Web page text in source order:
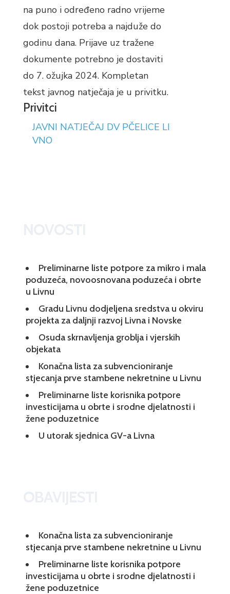
na puno i određeno radno vrijeme
dok postoji potreba a najduže do
godinu dana. Prijave uz tražene
dokumente potrebno je dostaviti
do 7. ožujka 2024. Kompletan
tekst javnog natječaja je u privitku.
Privitci
JAVNI NATJEČAJ DV PČELICE LI
VNO
Preliminarne liste potpore za mikro i mala
poduzeća, novoosnovana poduzeća i obrte
u Livnu
Gradu Livnu dodjeljena sredstva u okviru
projekta za daljnji razvoj Livna i Novske
Osuda skrnavljenja groblja i vjerskih
objekata
Konačna lista za subvencioniranje
stjecanja prve stambene nekretnine u Livnu
Preliminarne liste korisnika potpore
investicijama u obrte i srodne djelatnosti i
žene poduzetnice
U utorak sjednica GV-a Livna
Konačna lista za subvencioniranje
stjecanja prve stambene nekretnine u Livnu
Preliminarne liste korisnika potpore
investicijama u obrte i srodne djelatnosti i
žene poduzetnice